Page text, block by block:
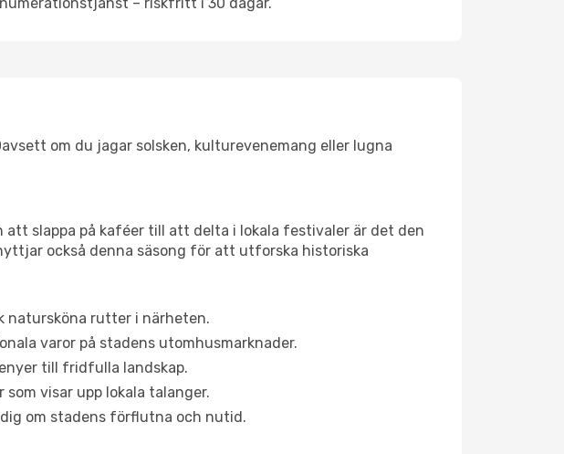
om du jagar solsken, kulturevenemang eller lugna
slappa på kaféer till att delta i lokala festivaler är det den
också denna säsong för att utforska historiska
natursköna rutter i närheten.
varor på stadens utomhusmarknader.
till fridfulla landskap.
visar upp lokala talanger.
om stadens förflutna och nutid.